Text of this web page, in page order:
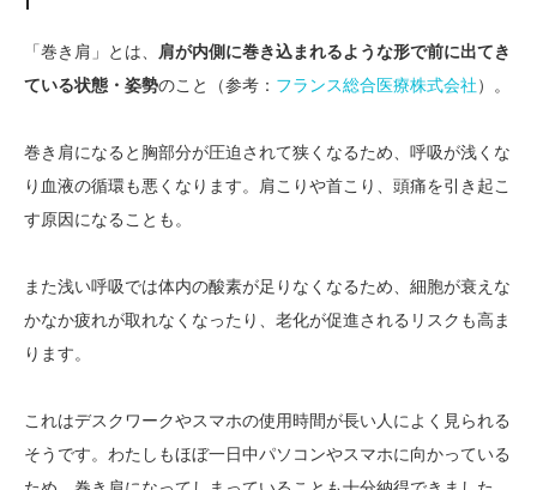
「巻き肩」とは、 肩が内側に巻き込まれるような形で前に出てき
ている状態・姿勢のこと（参考： フランス総合医療株式会社）。
巻き肩になると胸部分が圧迫されて狭くなるため、呼吸が浅くな
り血液の循環も悪くなります。肩こりや首こり、頭痛を引き起こ
す原因になることも。
また浅い呼吸では体内の酸素が足りなくなるため、細胞が衰えな
かなか疲れが取れなくなったり、老化が促進されるリスクも高ま
ります。
これはデスクワークやスマホの使用時間が長い人によく見られる
そうです。わたしもほぼ一日中パソコンやスマホに向かっている